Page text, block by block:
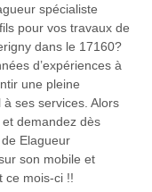
spécialiste
pour vos travaux de
dans le 17160?
d’expériences à
une pleine
ses services. Alors
demandez dès
Elagueur
son mobile et
ce mois-ci !!